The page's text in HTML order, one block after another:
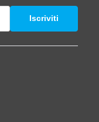
Iscriviti